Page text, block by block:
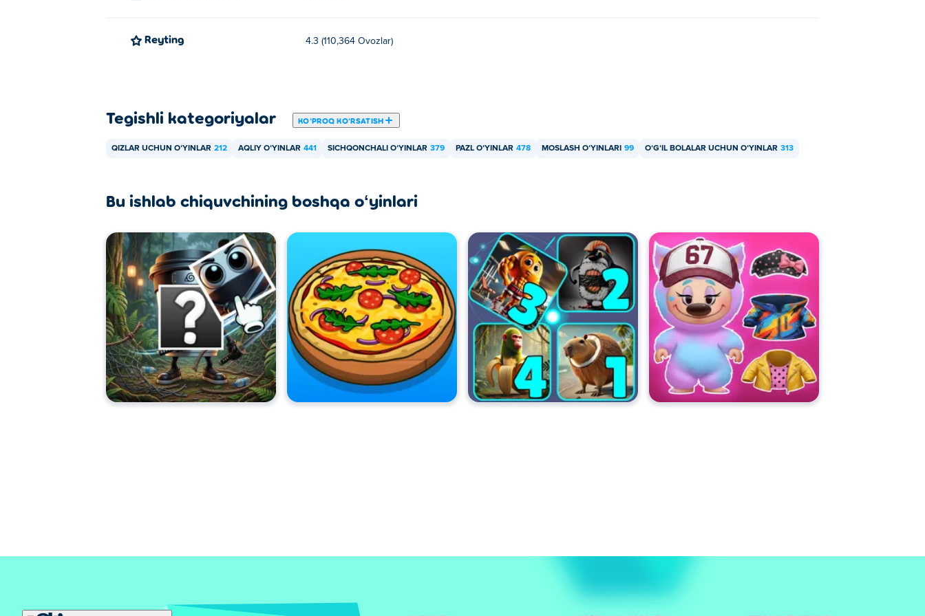
Reyting 4.3 (110,364 Ovozlar)
Tegishli kategoriyalar KOʻPROQ KOʻRSATISH
QIZLAR UCHUN OʻYINLAR 212 AQLIY OʻYINLAR 441 SICHQONCHALI OʻYINLAR 379 PAZL OʻYINLAR 478 MOSLASH OʻYINLARI 99 OʻGʻIL BOLALAR UCHUN OʻYINLAR 313
Bu ishlab chiquvchining boshqa oʻyinlari